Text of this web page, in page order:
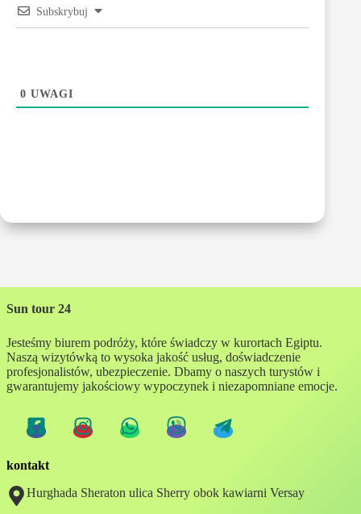
Subskrybuj
0 UWAGI
Sun tour 24
Jesteśmy biurem podróży, które świadczy w kurortach Egiptu.
Naszą wizytówką to wysoka jakość usług, doświadczenie
profesjonalistów, ubezpieczenie. Dbamy o naszych turystów i
gwarantujemy jakościowy wypoczynek i niezapomniane emocje.
kontakt
Hurghada Sheraton ulica Sherry obok kawiarni Versay